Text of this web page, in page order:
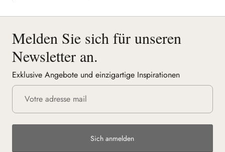
Melden Sie sich für unseren
Newsletter an.
Exklusive Angebote und einzigartige Inspirationen
Sich anmelden